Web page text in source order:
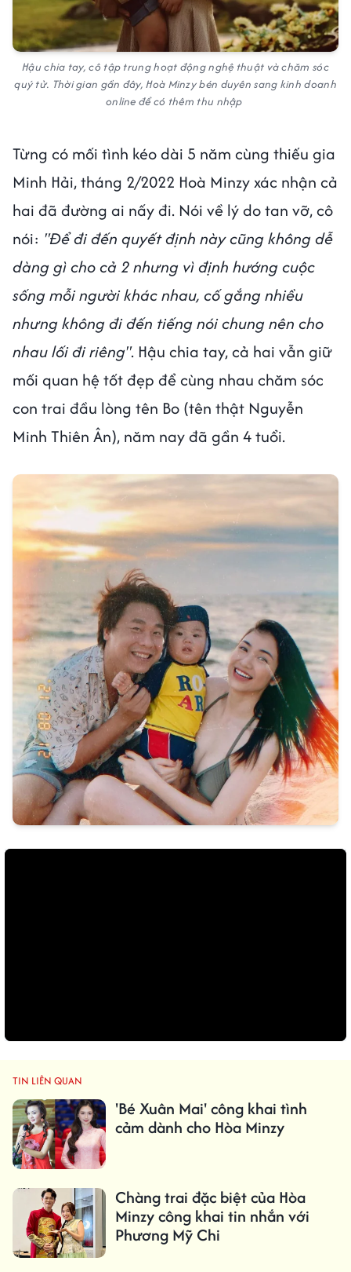
Hậu chia tay, cô tập trung hoạt động nghệ thuật và chăm sóc
quý tử. Thời gian gần đây, Hoà Minzy bén duyên sang kinh doanh
online để có thêm thu nhập
Từng có mối tình kéo dài 5 năm cùng thiếu gia
Minh Hải, tháng 2/2022 Hoà Minzy xác nhận cả
hai đã đường ai nấy đi. Nói về lý do tan vỡ, cô
nói: "Để đi đến quyết định này cũng không dễ
dàng gì cho cả 2 nhưng vì định hướng cuộc
sống mỗi người khác nhau, cố gắng nhiều
nhưng không đi đến tiếng nói chung nên cho
nhau lối đi riêng". Hậu chia tay, cả hai vẫn giữ
mối quan hệ tốt đẹp để cùng nhau chăm sóc
con trai đầu lòng tên Bo (tên thật Nguyễn
Minh Thiên Ân), năm nay đã gần 4 tuổi.
TIN LIÊN QUAN
'Bé Xuân Mai' công khai tình
cảm dành cho Hòa Minzy
Chàng trai đặc biệt của Hòa
Minzy công khai tin nhắn với
Phương Mỹ Chi